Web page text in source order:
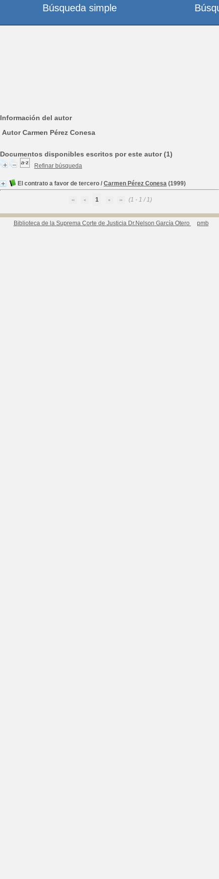
Información del autor
Autor Carmen Pérez Conesa
Documentos disponibles escritos por este autor (1)
Refinar búsqueda
El contrato a favor de tercero / Carmen Pérez Conesa (1999)
1 (1 - 1 / 1)
Biblioteca de la Suprema Corte de Justicia Dr.Nelson García Otero pmb
Búsqueda simple